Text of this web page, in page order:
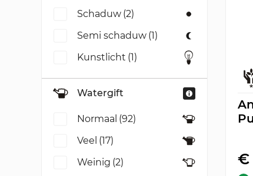
Schaduw (2)
Semi schaduw (1)
Kunstlicht (1)
Watergift
Normaal (92)
Veel (17)
Weinig (2) €